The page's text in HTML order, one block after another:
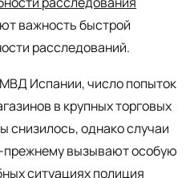
важность быстрой
расследований.
Испании, число попыток
в крупных торговых
снизилось, однако случаи
вызывают особую
ситуациях полиция